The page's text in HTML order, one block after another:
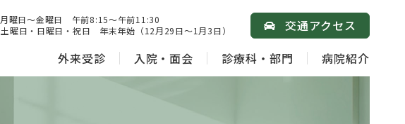
月曜日～金曜日 午前8:15～午前11:30
土曜日・日曜日・祝日 年末年始（12月29日～1月3日）
交通アクセス
外来受診
入院・面会 診療科・部門 病院紹介